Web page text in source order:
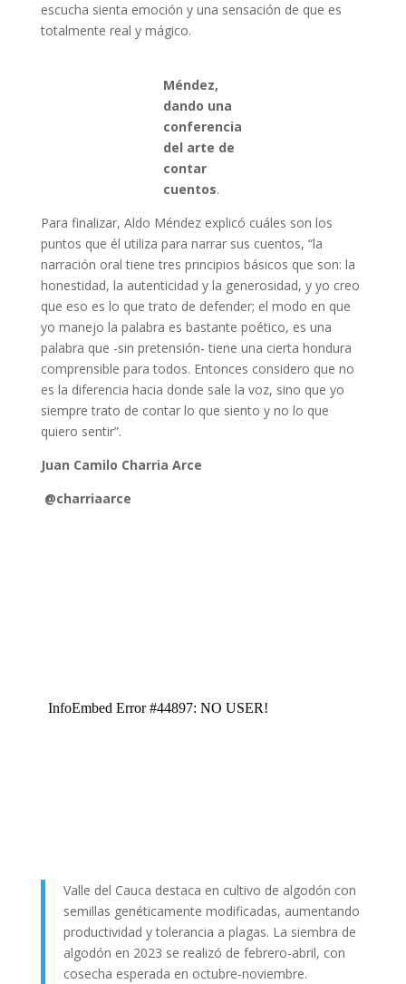
escucha sienta emoción y una sensación de que es
totalmente real y mágico.
Méndez,
dando una
conferencia
del arte de
contar
cuentos.
Para finalizar, Aldo Méndez explicó cuáles son los
puntos que él utiliza para narrar sus cuentos, “la
narración oral tiene tres principios básicos que son: la
honestidad, la autenticidad y la generosidad, y yo creo
que eso es lo que trato de defender; el modo en que
yo manejo la palabra es bastante poético, es una
palabra que -sin pretensión- tiene una cierta hondura
comprensible para todos. Entonces considero que no
es la diferencia hacia donde sale la voz, sino que yo
siempre trato de contar lo que siento y no lo que
quiero sentir”.
Juan Camilo Charria Arce
@charriaarce
Valle del Cauca destaca en cultivo de algodón con
semillas genéticamente modificadas, aumentando
productividad y tolerancia a plagas. La siembra de
algodón en 2023 se realizó de febrero-abril, con
cosecha esperada en octubre-noviembre.